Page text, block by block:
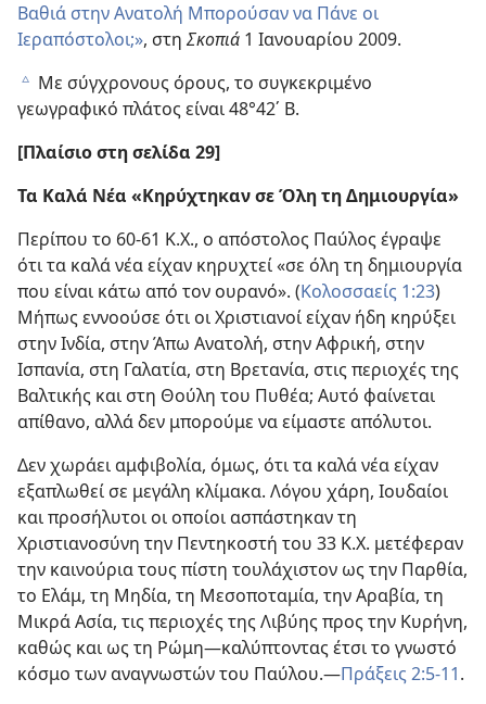
Βαθιά στην Ανατολή Μπορούσαν να Πάνε οι
Ιεραπόστολοι;», στη Σκοπιά 1 Ιανουαρίου 2009.
c Με σύγχρονους όρους, το συγκεκριμένο
γεωγραφικό πλάτος είναι 48°42΄ Β.
[Πλαίσιο στη σελίδα 29]
Τα Καλά Νέα «Κηρύχτηκαν σε Όλη τη Δημιουργία»
Περίπου το 60-61 Κ.Χ., ο απόστολος Παύλος έγραψε
ότι τα καλά νέα είχαν κηρυχτεί «σε όλη τη δημιουργία
που είναι κάτω από τον ουρανό». (Κολοσσαείς 1:23)
Μήπως εννοούσε ότι οι Χριστιανοί είχαν ήδη κηρύξει
στην Ινδία, στην Άπω Ανατολή, στην Αφρική, στην
Ισπανία, στη Γαλατία, στη Βρετανία, στις περιοχές της
Βαλτικής και στη Θούλη του Πυθέα; Αυτό φαίνεται
απίθανο, αλλά δεν μπορούμε να είμαστε απόλυτοι.
Δεν χωράει αμφιβολία, όμως, ότι τα καλά νέα είχαν
εξαπλωθεί σε μεγάλη κλίμακα. Λόγου χάρη, Ιουδαίοι
και προσήλυτοι οι οποίοι ασπάστηκαν τη
Χριστιανοσύνη την Πεντηκοστή του 33 Κ.Χ. μετέφεραν
την καινούρια τους πίστη τουλάχιστον ως την Παρθία,
το Ελάμ, τη Μηδία, τη Μεσοποταμία, την Αραβία, τη
Μικρά Ασία, τις περιοχές της Λιβύης προς την Κυρήνη,
καθώς και ως τη Ρώμη​—καλύπτοντας έτσι το γνωστό
κόσμο των αναγνωστών του Παύλου.​—Πράξεις 2:5-11.